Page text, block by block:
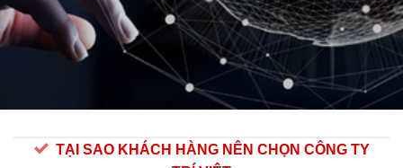
TẠI SAO KHÁCH HÀNG NÊN CHỌN CÔNG TY